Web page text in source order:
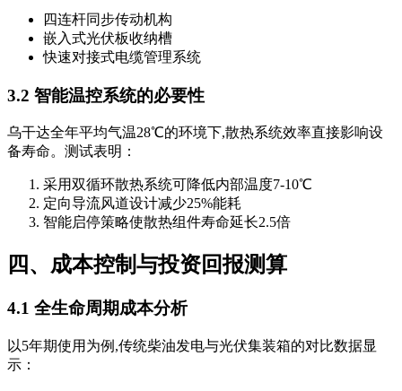
四连杆同步传动机构
嵌入式光伏板收纳槽
快速对接式电缆管理系统
3.2 智能温控系统的必要性
乌干达全年平均气温28℃的环境下,散热系统效率直接影响设
备寿命。测试表明：
采用双循环散热系统可降低内部温度7-10℃
定向导流风道设计减少25%能耗
智能启停策略使散热组件寿命延长2.5倍
四、成本控制与投资回报测算
4.1 全生命周期成本分析
以5年期使用为例,传统柴油发电与光伏集装箱的对比数据显
示：